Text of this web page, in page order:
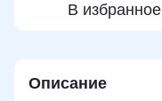
В избранное
Описание